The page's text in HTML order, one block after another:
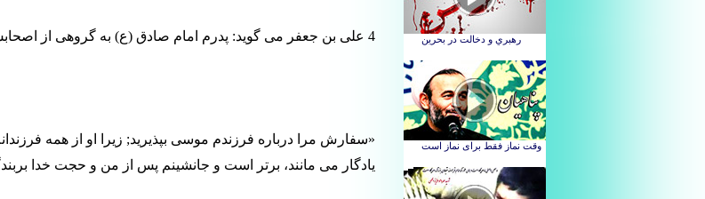
4 علی بن جعفر می گوید: پدرم امام صادق (ع) به گروهی از اصحابش فرمود:
«سفارش مرا درباره فرزندم موسی بپذیرید; زیرا او از همه
یادگار می مانند، برتر است و جانشینم پس از من و حجت خدا